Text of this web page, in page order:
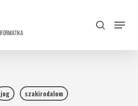
search
Menu
jog szakirodalom
Close